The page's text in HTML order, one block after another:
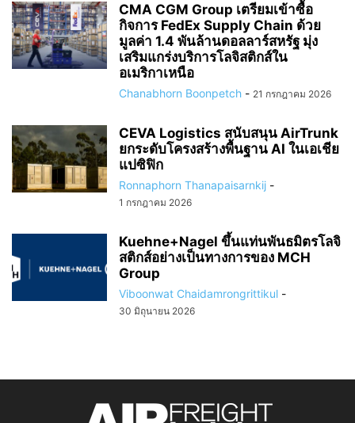
CMA CGM Group เตรียมเข้าซื้อ
กิจการ FedEx Supply Chain ด้วย
มูลค่า 1.4 พันล้านดอลลาร์สหรัฐ มุ่ง
เสริมแกร่งบริการโลจิสติกส์ใน
อเมริกาเหนือ
Chanabhorn Boonpetch - 21 กรกฎาคม 2026
CEVA Logistics สนับสนุน AirTrunk
ยกระดับโครงสร้างพื้นฐาน AI ในเอเชีย
แปซิฟิก
Ronnaphorn Thanapaisarnkij -
1 กรกฎาคม 2026
Kuehne+Nagel ขึ้นแท่นพันธมิตรโลจิ
สติกส์อย่างเป็นทางการของ MCH
Group
Viboonwat Chaidamrongrittikul -
30 มิถุนายน 2026